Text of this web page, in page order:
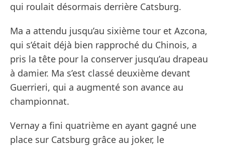
qui roulait désormais derrière Catsburg.
Ma a attendu jusqu’au sixième tour et Azcona,
qui s’était déjà bien rapproché du Chinois, a
pris la tête pour la conserver jusqu’au drapeau
à damier. Ma s’est classé deuxième devant
Guerrieri, qui a augmenté son avance au
championnat.
Vernay a fini quatrième en ayant gagné une
place sur Catsburg grâce au joker, le